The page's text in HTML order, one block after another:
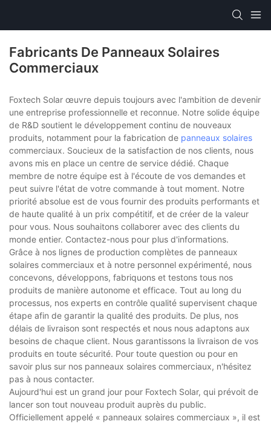
Fabricants De Panneaux Solaires
Commerciaux
Foxtech Solar œuvre depuis toujours avec l'ambition de devenir
une entreprise professionnelle et reconnue. Notre solide équipe
de R&D soutient le développement continu de nouveaux
produits, notamment pour la fabrication de panneaux solaires
commerciaux. Soucieux de la satisfaction de nos clients, nous
avons mis en place un centre de service dédié. Chaque
membre de notre équipe est à l'écoute de vos demandes et
peut suivre l'état de votre commande à tout moment. Notre
priorité absolue est de vous fournir des produits performants et
de haute qualité à un prix compétitif, et de créer de la valeur
pour vous. Nous souhaitons collaborer avec des clients du
monde entier. Contactez-nous pour plus d'informations.
Grâce à nos lignes de production complètes de panneaux
solaires commerciaux et à notre personnel expérimenté, nous
concevons, développons, fabriquons et testons tous nos
produits de manière autonome et efficace. Tout au long du
processus, nos experts en contrôle qualité supervisent chaque
étape afin de garantir la qualité des produits. De plus, nos
délais de livraison sont respectés et nous nous adaptons aux
besoins de chaque client. Nous garantissons la livraison de vos
produits en toute sécurité. Pour toute question ou pour en
savoir plus sur nos panneaux solaires commerciaux, n'hésitez
pas à nous contacter.
Aujourd'hui est un grand jour pour Foxtech Solar, qui prévoit de
lancer son tout nouveau produit auprès du public.
Officiellement appelé « panneaux solaires commerciaux », il est